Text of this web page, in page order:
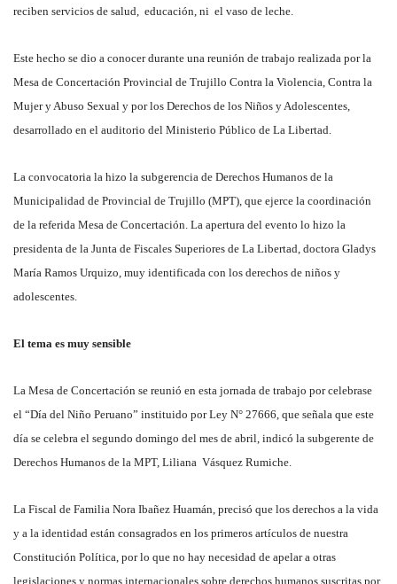
reciben servicios de salud, educación, ni el vaso de leche.
Este hecho se dio a conocer durante una reunión de trabajo realizada por la
Mesa de Concertación Provincial de Trujillo Contra la Violencia, Contra la
Mujer y Abuso Sexual y por los Derechos de los Niños y Adolescentes,
desarrollado en el auditorio del Ministerio Público de La Libertad.
La convocatoria la hizo la subgerencia de Derechos Humanos de la
Municipalidad de Provincial de Trujillo (MPT), que ejerce la coordinación
de la referida Mesa de Concertación. La apertura del evento lo hizo la
presidenta de la Junta de Fiscales Superiores de La Libertad, doctora Gladys
María Ramos Urquizo, muy identificada con los derechos de niños y
adolescentes.
El tema es muy sensible
La Mesa de Concertación se reunió en esta jornada de trabajo por celebrase
el “Día del Niño Peruano” instituido por Ley N° 27666, que señala que este
día se celebra el segundo domingo del mes de abril, indicó la subgerente de
Derechos Humanos de la MPT, Liliana Vásquez Rumiche.
La Fiscal de Familia Nora Ibañez Huamán, precisó que los derechos a la vida
y a la identidad están consagrados en los primeros artículos de nuestra
Constitución Política, por lo que no hay necesidad de apelar a otras
legislaciones y normas internacionales sobre derechos humanos suscritas por